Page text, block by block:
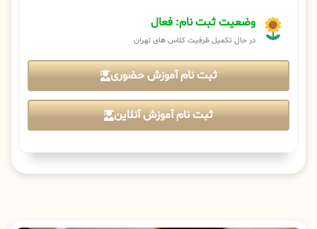
وضعیت ثبت نام: فعال
در حال تکمیل ظرفیت کلاس های تهران
ثبت نام آموزش حضوری
ثبت نام آموزش آنلاین